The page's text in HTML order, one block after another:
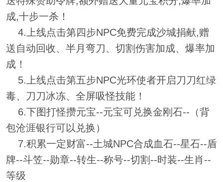
成,十步一杀！
4.上线点击第四步NPC免费完成沙城捐献,赠
送自动回收、半月弯刀、切割伤害加成、爆率加
成！
5.上线点击第五步NPC光环使者开启刀刀红绿
毒、刀刀冰冻、全屏吸怪技能！
6.下图打怪攒元宝--元宝可兑换金刚石--（背
包沧涯银行可以兑换）
7.积累一定财富--土城NPC合成血石--星石--盾
牌--斗笠--勋章--转生--称号--切割--时装--生肖--
等级